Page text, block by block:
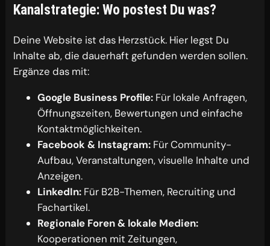
Kanalstrategie: Wo postest Du was?
Deine Website ist das Herzstück. Hier legst Du
Inhalte ab, die dauerhaft gefunden werden sollen.
Ergänze das mit:
Google Business Profile: Für lokale Anfragen,
Öffnungszeiten, Bewertungen und einfache
Kontaktmöglichkeiten.
Facebook & Instagram: Für Community-
Aufbau, Veranstaltungen, visuelle Inhalte und
Anzeigen.
LinkedIn: Für B2B-Themen, Recruiting und
Fachartikel.
Regionale Foren & lokale Medien:
Kooperationen mit Zeitungen,